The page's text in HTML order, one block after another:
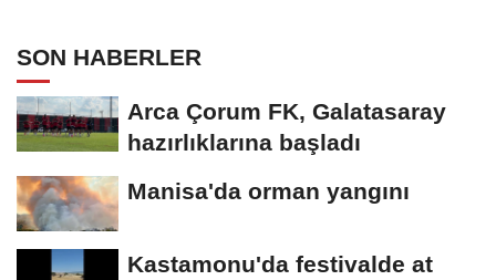
SON HABERLER
Arca Çorum FK, Galatasaray
hazırlıklarına başladı
Manisa'da orman yangını
Kastamonu'da festivalde at